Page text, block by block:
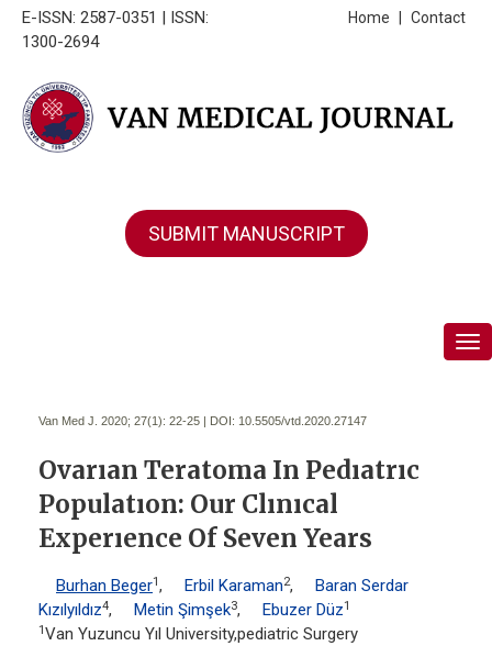
E-ISSN: 2587-0351 | ISSN:
1300-2694
Contact
Home
SUBMIT MANUSCRIPT
Van Med J. 2020; 27(1): 22-25 | DOI: 10.5505/vtd.2020.27147
Ovarıan Teratoma In Pedıatrıc
Populatıon: Our Clınıcal
Experıence Of Seven Years
Burhan Beger1, Erbil Karaman2,
Baran Serdar
Kızılyıldız4, Metin Şimşek3, Ebuzer Düz1
1Van Yuzuncu Yıl University,pediatric Surgery